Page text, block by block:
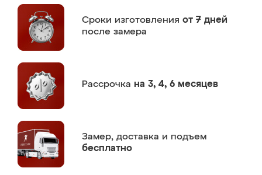
Сроки изготовления от 7 дней
после замера
Рассрочка на 3, 4, 6 месяцев
Замер, доставка и подъем
бесплатно